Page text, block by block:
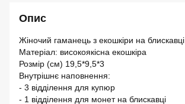
Опис
Жіночий гаманець з екошкіри на блискавці
Матеріал: високоякісна екошкіра
Розмір (см) 19,5*9,5*3
Внутрішнє наповнення:
- 3 відділення для купюр
- 1 відділення для монет на блискавці